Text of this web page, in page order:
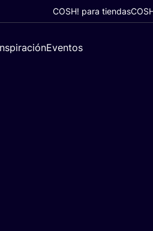
COSH! para tiendas
Eventos